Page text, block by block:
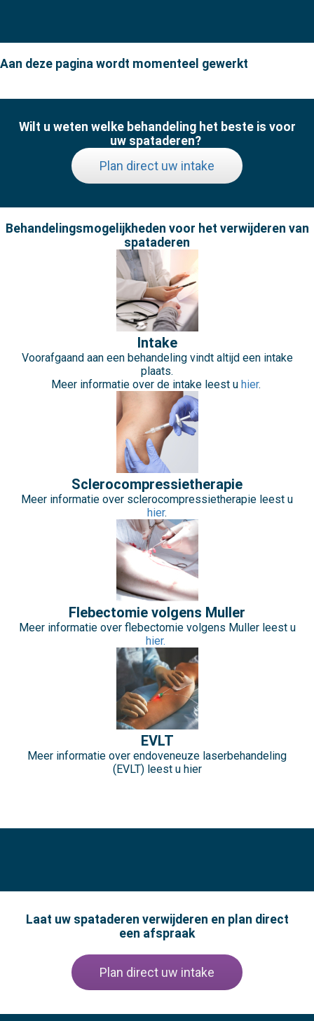
Aan deze pagina wordt momenteel gewerkt
Wilt u weten welke behandeling het beste is voor
uw spataderen?
Plan direct uw intake
Behandelingsmogelijkheden voor het verwijderen van
spataderen
Intake
Voorafgaand aan een behandeling vindt altijd een intake
plaats.
Meer informatie over de intake leest uhier.
Sclerocompressietherapie
Meer informatie over sclerocompressietherapie leest u
hier.
Flebectomie volgens Muller
Meer informatie over flebectomie volgens Muller leest u
hier.
EVLT
Meer informatie over endoveneuze laserbehandeling
(EVLT) leest u hier
Laat uw spataderen verwijderen en plan direct
een afspraak
Plan direct uw intake